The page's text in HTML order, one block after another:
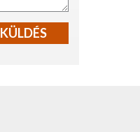
KÜLDÉS